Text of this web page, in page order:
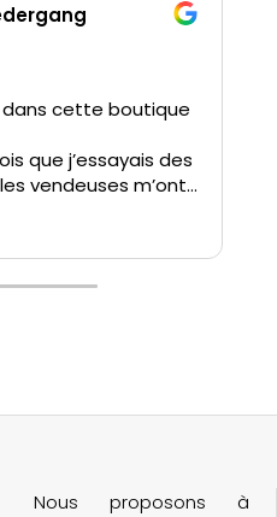
cette boutique
que j’essayais des
vendeuses m’ont
l’aise. Elles ont
et
Grâce à
unique et
est parfaite
Nous proposons à